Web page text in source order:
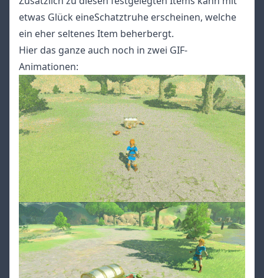
etwas Glück eineSchatztruhe erscheinen, welche
ein eher seltenes Item beherbergt.
Hier das ganze auch noch in zwei GIF-
Animationen: